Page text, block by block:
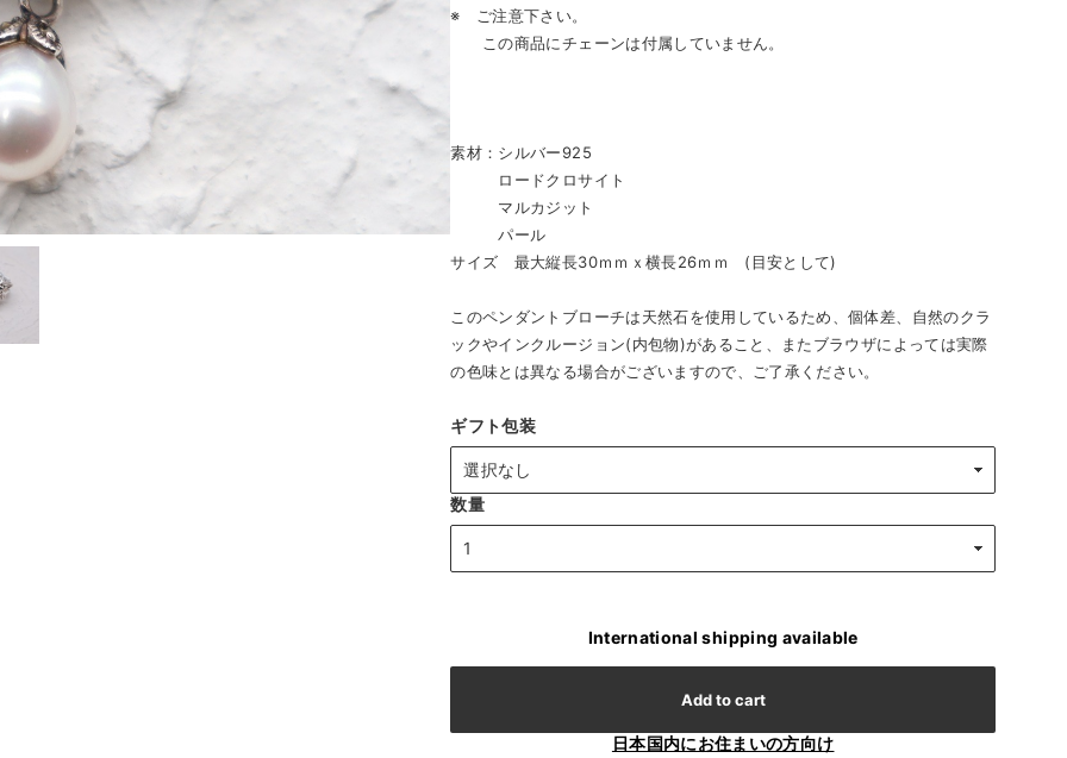
※ ご注意下さい。
この商品にチェーンは付属していません。
素材：シルバー925
ロードクロサイト
マルカジット
パール
サイズ 最大縦長30ｍｍｘ横長26ｍｍ (目安として)
このペンダントブローチは天然石を使用しているため、個体差、自然のクラ
ックやインクルージョン(内包物)があること、またブラウザによっては実際
の色味とは異なる場合がございますので、ご了承ください。
ギフト包装
数量
International shipping available
Add to cart
日本国内にお住まいの方向け